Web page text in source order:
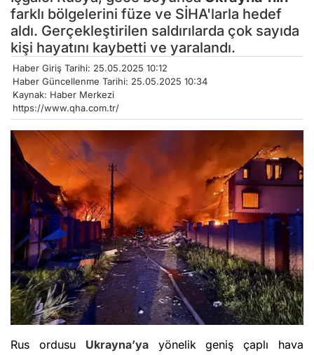
farklı bölgelerini füze ve SİHA'larla hedef
aldı. Gerçekleştirilen saldırılarda çok sayıda
kişi hayatını kaybetti ve yaralandı.
Haber Giriş Tarihi: 25.05.2025 10:12
Haber Güncellenme Tarihi: 25.05.2025 10:34
Kaynak: Haber Merkezi
https://www.qha.com.tr/
Rus ordusu Ukrayna’yayönelik geniş çaplı hava